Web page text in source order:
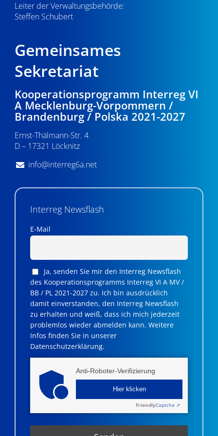
Leiter der Verwaltungsbehörde:
Steffen Schubert
Gemeinsames
Sekretariat
Kooperationsprogramm Interreg VI
A Mecklenburg-Vorpommern /
Brandenburg / Polska 2021-2027
Ernst-Thälmann-Str. 4
D – 17321 Löcknitz
info@interreg6a.net
Interreg Newsflash
E-Mail
Ja, senden Sie mir den Interreg Newsflash
des Kooperationsprogramms Interreg VI A MV /
BB / PL 2021-2027 zu. Ich bin ausdrücklich
damit einverstanden, den Interreg Newsflash
zu erhalten und weiß, dass ich mich jederzeit
problemlos wieder abmelden kann. Weitere
Infos finden Sie in unserer
Datenschutzerklärung.
Anti-Roboter-Verifizierung
Hier klicken
FriendlyCaptcha ⇗